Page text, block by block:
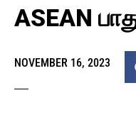
ASEAN
NOVEMBER 16, 2023